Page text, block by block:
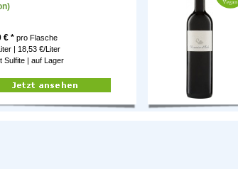
€ * pro Flasche
| 18,53 €/Liter
Sulfite | auf Lager